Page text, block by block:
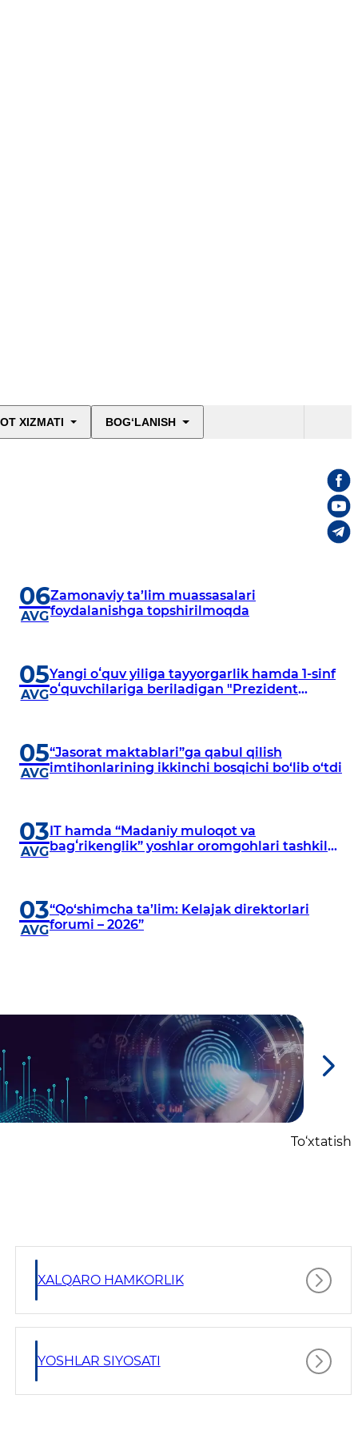
XIZMATI BOG‘LANISH
06
AVG
Zamonaviy ta’lim muassasalari
foydalanishga topshirilmoqda
05
AVG
Yangi oʻquv yiliga tayyorgarlik hamda 1-sinf
oʻquvchilariga beriladigan "Prezident
05
AVG
“Jasorat maktablari”ga qabul qilish
imtihonlarining ikkinchi bosqichi bo‘lib o‘tdi
03
AVG
IT hamda “Madaniy muloqot va
bagʻrikenglik” yoshlar oromgohlari tashkil
03
AVG
“Qo‘shimcha ta’lim: Kelajak direktorlari
forumi – 2026”
To‘xtatish
XALQARO HAMKORLIK
YOSHLAR SIYOSATI